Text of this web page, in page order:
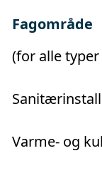
Fagområde
(for alle
Varme- og